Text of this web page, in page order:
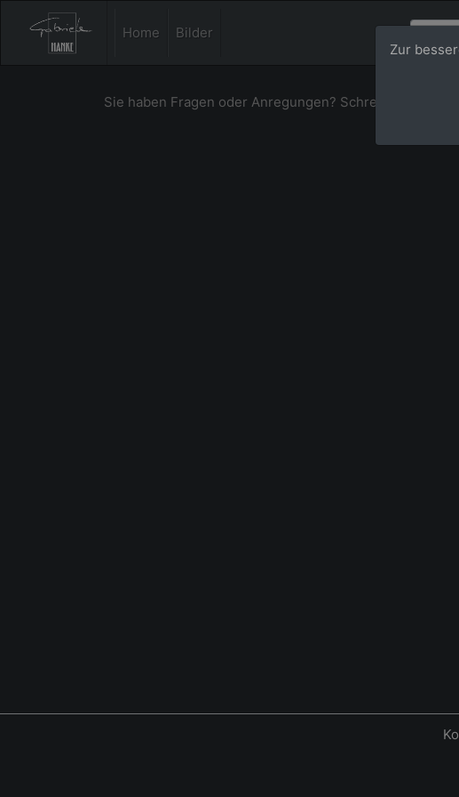
Home Bilder
Sie haben Fragen oder Anregungen? Schreiben Sie mir!
Zur